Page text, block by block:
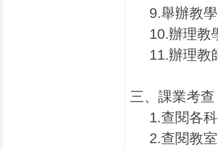
9.舉辦教
10.辦理教
11.辦理教
三、課業考查
1.查閱各
2.查閱教